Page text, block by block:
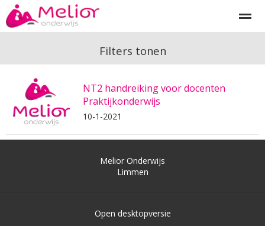
Onderwijsprojecten
Home Zoeken
Filters tonen
NT2 handreiking voor docenten
Praktijkonderwijs
10-1-2021
Melior Onderwijs
Limmen
Open desktopversie